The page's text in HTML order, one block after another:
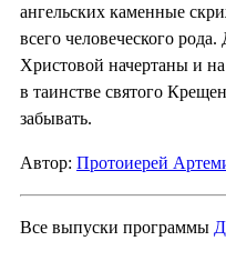
ангельских каменные
всего человеческого
Христовой начертаны и
в таинстве святого
забывать.
Автор: Протоиерей
Все выпуски программы